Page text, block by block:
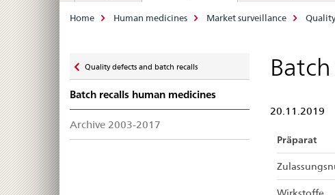
Breadcrumb
Home Human medicines Market surveillance
zu
Quality defects and batch recalls
Batch recalls human medicines
Archive 2003-2017
20.11.2019
Präparat
Wirkstoffe